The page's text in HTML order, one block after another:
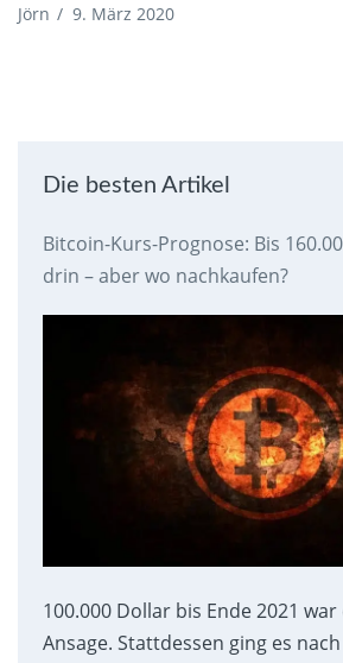
Jörn / 9. März 2020
Die besten Artikel
Bitcoin-Kurs-Prognose: Bis
drin – aber wo nachkaufen?
100.000 Dollar bis Ende 2021
Ansage. Stattdessen ging es